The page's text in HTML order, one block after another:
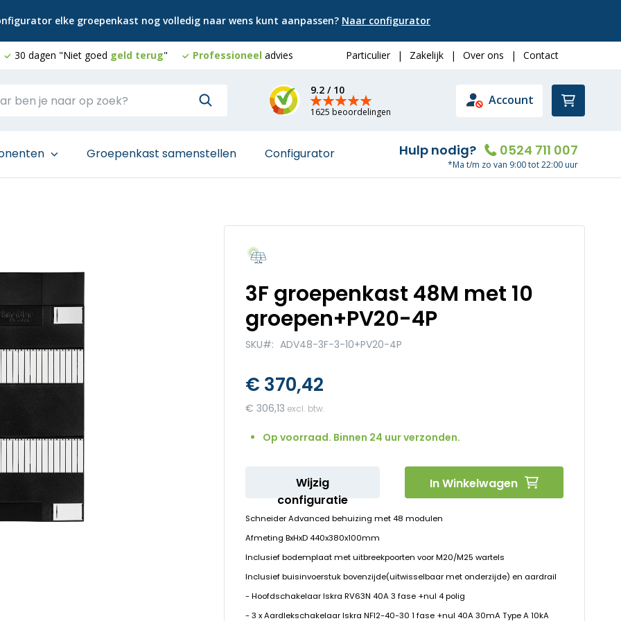
elke groepenkast nog volledig naar wens kunt aanpassen? Naar configurator
30 dagen "Niet goed geld terug" Professioneel advies Particulier | Zakelijk | Over ons | Contact
Account
9.2 / 10
1625 beoordelingen
Groepenkast samenstellen Configurator Hulp nodig? 0524 711 007
*Ma t/m zo van 9:00 tot 22:00 uur
3F groepenkast 48M met 10
groepen+PV20-4P
SKU ADV48-3F-3-10+PV20-4P
€ 370,42
€ 306,13
Op voorraad. Binnen 24 uur verzonden.
Wijzig
configuratie
In Winkelwagen
Schneider Advanced behuizing met 48 modulen
Afmeting BxHxD 440x380x100mm
Inclusief bodemplaat met uitbreekpoorten voor M20/M25 wartels
Inclusief buisinvoerstuk bovenzijde(uitwisselbaar met onderzijde) en aardrail
- Hoofdschakelaar Iskra RV63N 40A 3 fase +nul 4 polig
- 3 x Aardlekschakelaar Iskra NFI2-40-30 1 fase +nul 40A 30mA Type A 10kA